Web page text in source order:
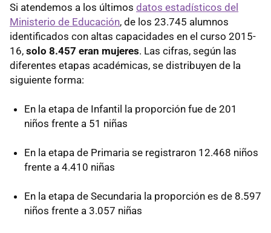
Si atendemos a los últimos datos estadísticos del
Ministerio de Educación, de los 23.745 alumnos
identificados con altas capacidades en el curso 2015-
16, solo 8.457 eran mujeres. Las cifras, según las
diferentes etapas académicas, se distribuyen de la
siguiente forma:
En la etapa de Infantil la proporción fue de 201
niños frente a 51 niñas
En la etapa de Primaria se registraron 12.468 niños
frente a 4.410 niñas
En la etapa de Secundaria la proporción es de 8.597
niños frente a 3.057 niñas